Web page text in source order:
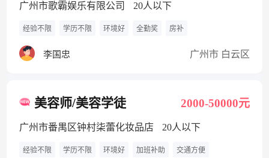
广州市歌霸娱乐有限公司 20人以下
经验不限 学历不限 环境好 全勤奖 房补
李国忠 广州市 白云区
美容师/美容学徒 2000-50000元
广州市番禺区钟村柒蕾化妆品店 20人以下
经验不限 学历不限 环境好 加班补助 交通方便